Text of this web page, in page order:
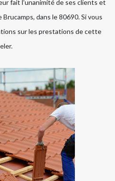
fait l’unanimité de ses clients et
dans le 80690. Si vous
sur les prestations de cette